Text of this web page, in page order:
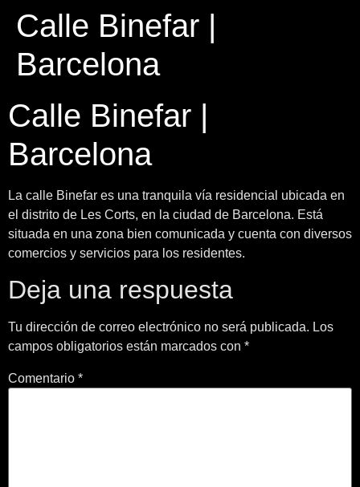
Calle Binefar |
Barcelona
Calle Binefar |
Barcelona
La calle Binefar es una tranquila vía residencial ubicada en
el distrito de Les Corts, en la ciudad de Barcelona. Está
situada en una zona bien comunicada y cuenta con diversos
comercios y servicios para los residentes.
Deja una respuesta
Tu dirección de correo electrónico no será publicada. Los
campos obligatorios están marcados con *
Comentario *